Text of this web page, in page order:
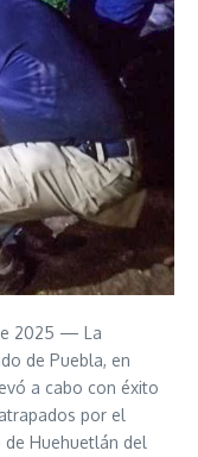
2025 — La
de Puebla, en
a cabo con éxito
por el
Huehuetlán del